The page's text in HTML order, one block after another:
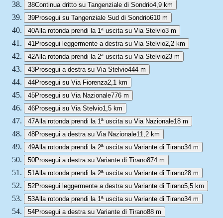
38Continua dritto su Tangenziale di Sondrio4,9 km
39Prosegui su Tangenziale Sud di Sondrio610 m
40Alla rotonda prendi la 1ª uscita su Via Stelvio3 m
41 Prosegui leggermente a destra su Via Stelvio2,2 km
42Alla rotonda prendi la 2ª uscita su Via Stelvio23 m
43Prosegui a destra su Via Stelvio444 m
44Prosegui su Via Fiorenza2,1 km
45Prosegui su Via Nazionale776 m
46Prosegui su Via Stelvio1,5 km
47Alla rotonda prendi la 1ª uscita su Via Nazionale18 m
48Prosegui a destra su Via Nazionale11,2 km
49Alla rotonda prendi la 2ª uscita su Variante di Tirano34 m
50Prosegui a destra su Variante di Tirano874 m
51Alla rotonda prendi la 2ª uscita su Variante di Tirano28 m
52Prosegui leggermente a destra su Variante di Tirano5,5 km
53Alla rotonda prendi la 1ª uscita su Variante di Tirano34 m
54Prosegui a destra su Variante di Tirano88 m